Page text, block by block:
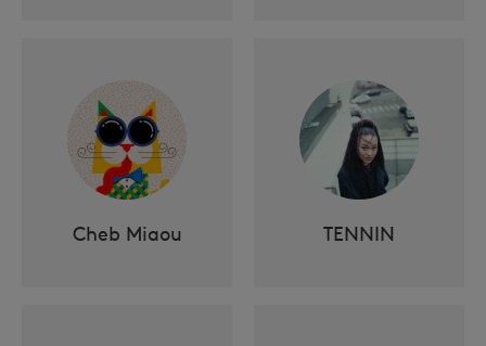
Cheb Miaou TENNIN